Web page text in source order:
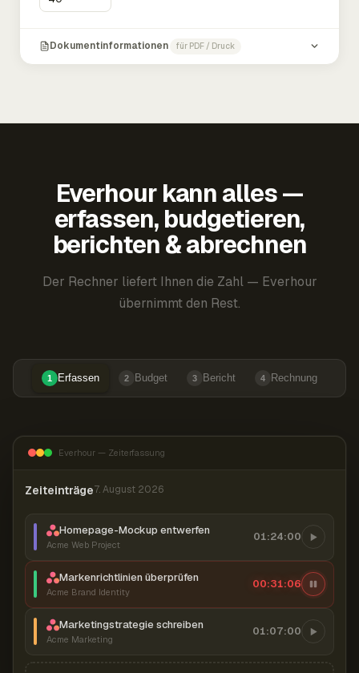
Dokumentinformationen für PDF / Druck
Everhour kann alles —
erfassen, budgetieren,
berichten & abrechnen
Der Rechner liefert Ihnen die Zahl — Everhour
übernimmt den Rest.
1 Erfassen 2 Budget 3 Bericht 4 Rechnung
Everhour — Zeiterfassung
Zeiteinträge7. August 2026
Homepage-Mockup entwerfen
Acme Web Project
01:24:00
Markenrichtlinien überprüfen
Acme Brand Identity
00:31:07
Marketingstrategie schreiben
Acme Marketing
01:07:00